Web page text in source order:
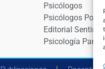
Psicólogos
Psicólogos
Editorial Sentir
Psicología Para